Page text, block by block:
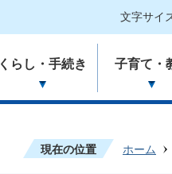
文字サイ
くらし・手続き 子育て・
現在の位置 ホーム